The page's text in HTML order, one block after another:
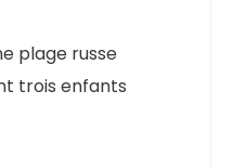
plage russe
trois enfants